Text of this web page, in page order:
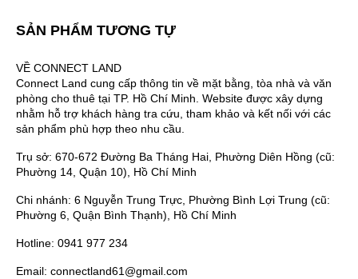
SẢN PHẨM TƯƠNG TỰ
VỀ CONNECT LAND
Connect Land cung cấp thông tin về mặt bằng, tòa nhà và văn
phòng cho thuê tại TP. Hồ Chí Minh. Website được xây dựng
nhằm hỗ trợ khách hàng tra cứu, tham khảo và kết nối với các
sản phẩm phù hợp theo nhu cầu.
Trụ sở: 670-672 Đường Ba Tháng Hai, Phường Diên Hồng (cũ:
Phường 14, Quận 10), Hồ Chí Minh
Chi nhánh: 6 Nguyễn Trung Trực, Phường Bình Lợi Trung (cũ:
Phường 6, Quận Bình Thạnh), Hồ Chí Minh
Hotline: 0941 977 234
Email: connectland61@gmail.com